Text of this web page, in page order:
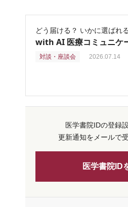
どう届ける？ いかに選ばれ
with AI 医療コミュニケ
対談・座談会 2026.07.14
医学書院IDの登録
更新通知をメールで
医学書院ID